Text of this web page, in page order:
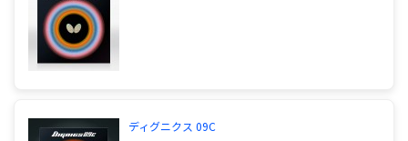
ディグニクス 09C